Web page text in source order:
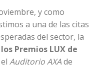
y como
a una de las citas
del sector, la
Premios LUX de
Auditorio AXAde